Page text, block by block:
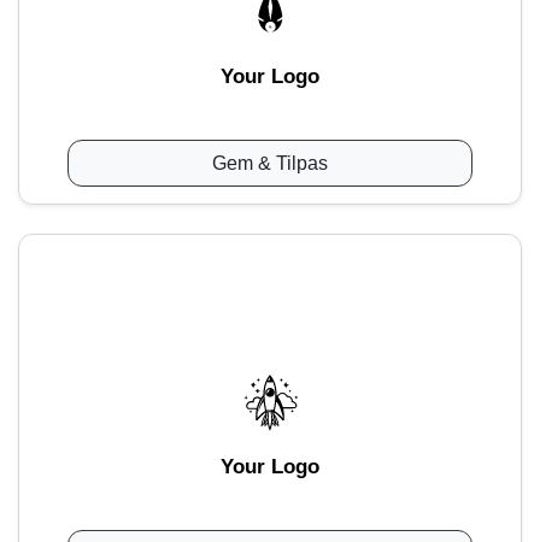
Your Logo
Gem & Tilpas
Your Logo